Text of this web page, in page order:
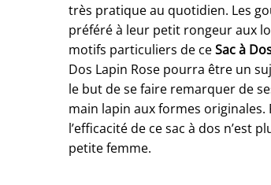
très pratique au quotidien. Les
préféré à leur petit rongeur aux
motifs particuliers de ceSac à
Dos Lapin Rose pourra être un
le but de se faire remarquer de
main lapin aux formes originales.
l’efficacité de ce sac à dos n’est
petite femme.